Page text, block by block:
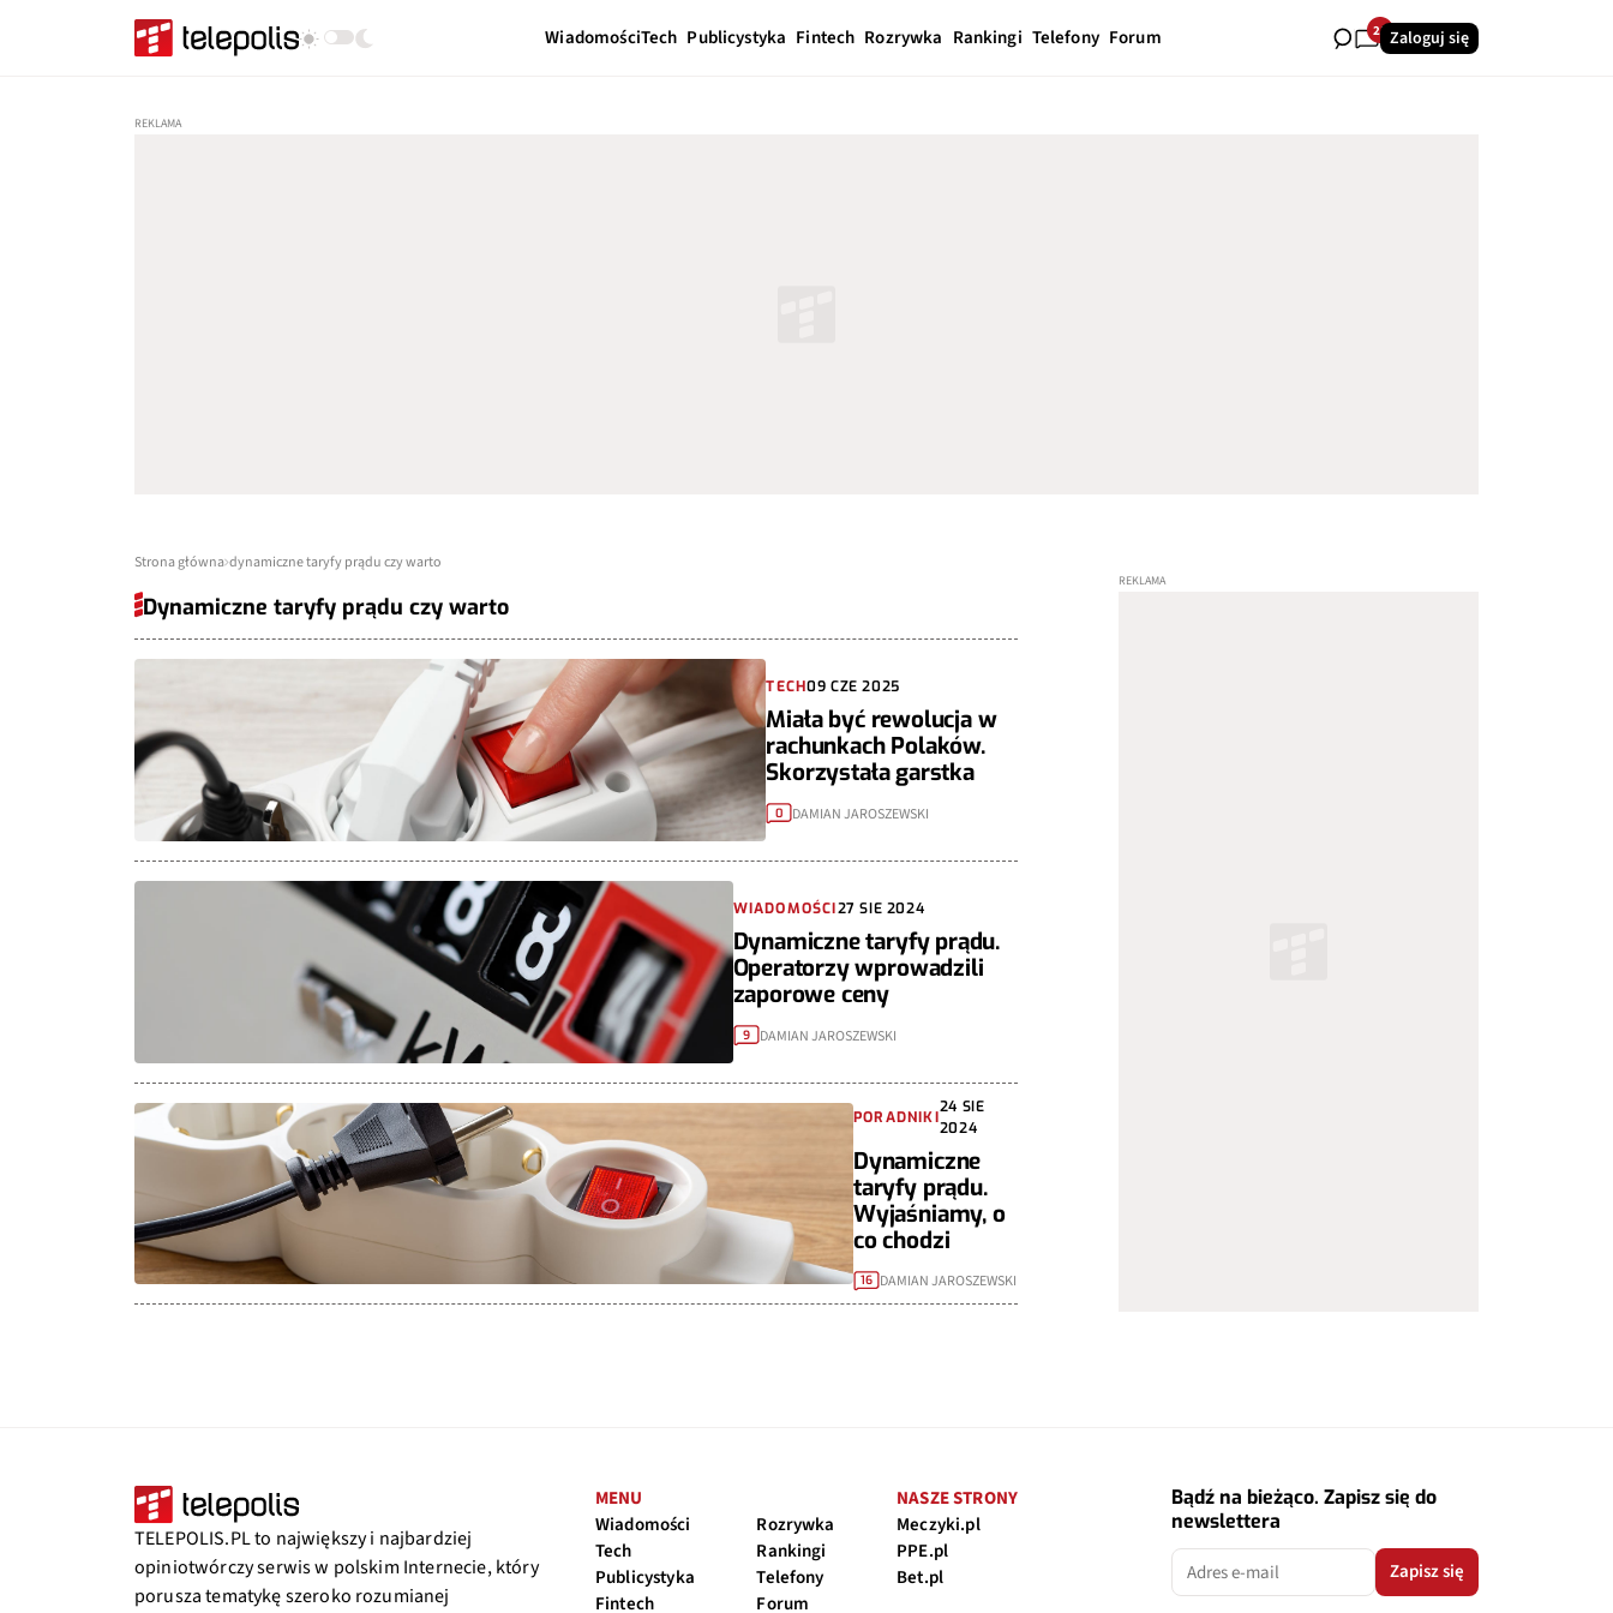
WiadomościTech Publicystyka Fintech Rozrywka Rankingi Telefony Forum 21Zaloguj się
Strona główna dynamiczne taryfy prądu czy warto
Dynamiczne taryfy prądu czy warto
TECH09 CZE 2025
Miała być rewolucja w
rachunkach Polaków.
Skorzystała garstka
0 DAMIAN JAROSZEWSKI
WIADOMOŚCI27 SIE 2024
Dynamiczne taryfy prądu.
Operatorzy wprowadzili
zaporowe ceny
9 DAMIAN JAROSZEWSKI
PORADNIKI
24 SIE
2024
Dynamiczne
taryfy prądu.
Wyjaśniamy, o
co chodzi
16 DAMIAN JAROSZEWSKI
TELEPOLIS.PL to największy i najbardziej
opiniotwórczy serwis w polskim Internecie, który
porusza tematykę szeroko rozumianej
MENU
Wiadomości
Tech
Publicystyka
Fintech
Rozrywka
Rankingi
Telefony
Forum
NASZE STRONY
Meczyki.pl
PPE.pl
Bet.pl
Bądź na bieżąco. Zapisz się do
newslettera
Zapisz się